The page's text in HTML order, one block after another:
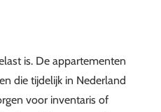
is. De appartementen
die tijdelijk in Nederland
voor inventaris of